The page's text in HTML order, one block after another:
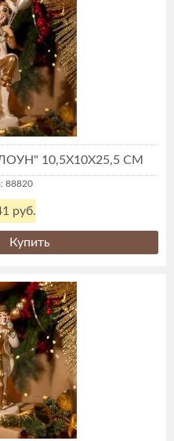
10,5Х10Х25,5 СМ
88820
руб.
Купить